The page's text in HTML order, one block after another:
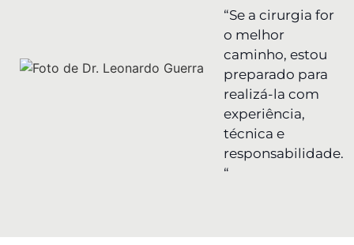
“Se a cirurgia for
o melhor
caminho, estou
preparado para
realizá-la com
experiência,
técnica e
responsabilidade.
“